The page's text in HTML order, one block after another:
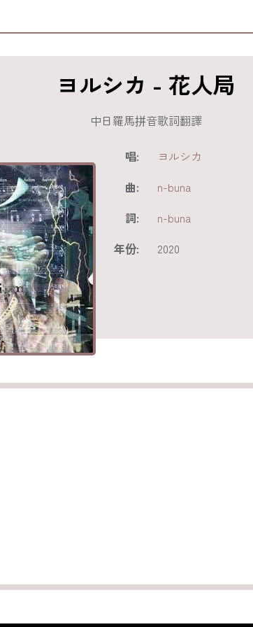
ヨルシカ - 花人局
中日羅馬拼音歌詞翻譯
唱:
ヨルシカ
曲:
n-buna
詞:
n-buna
年份:
2020